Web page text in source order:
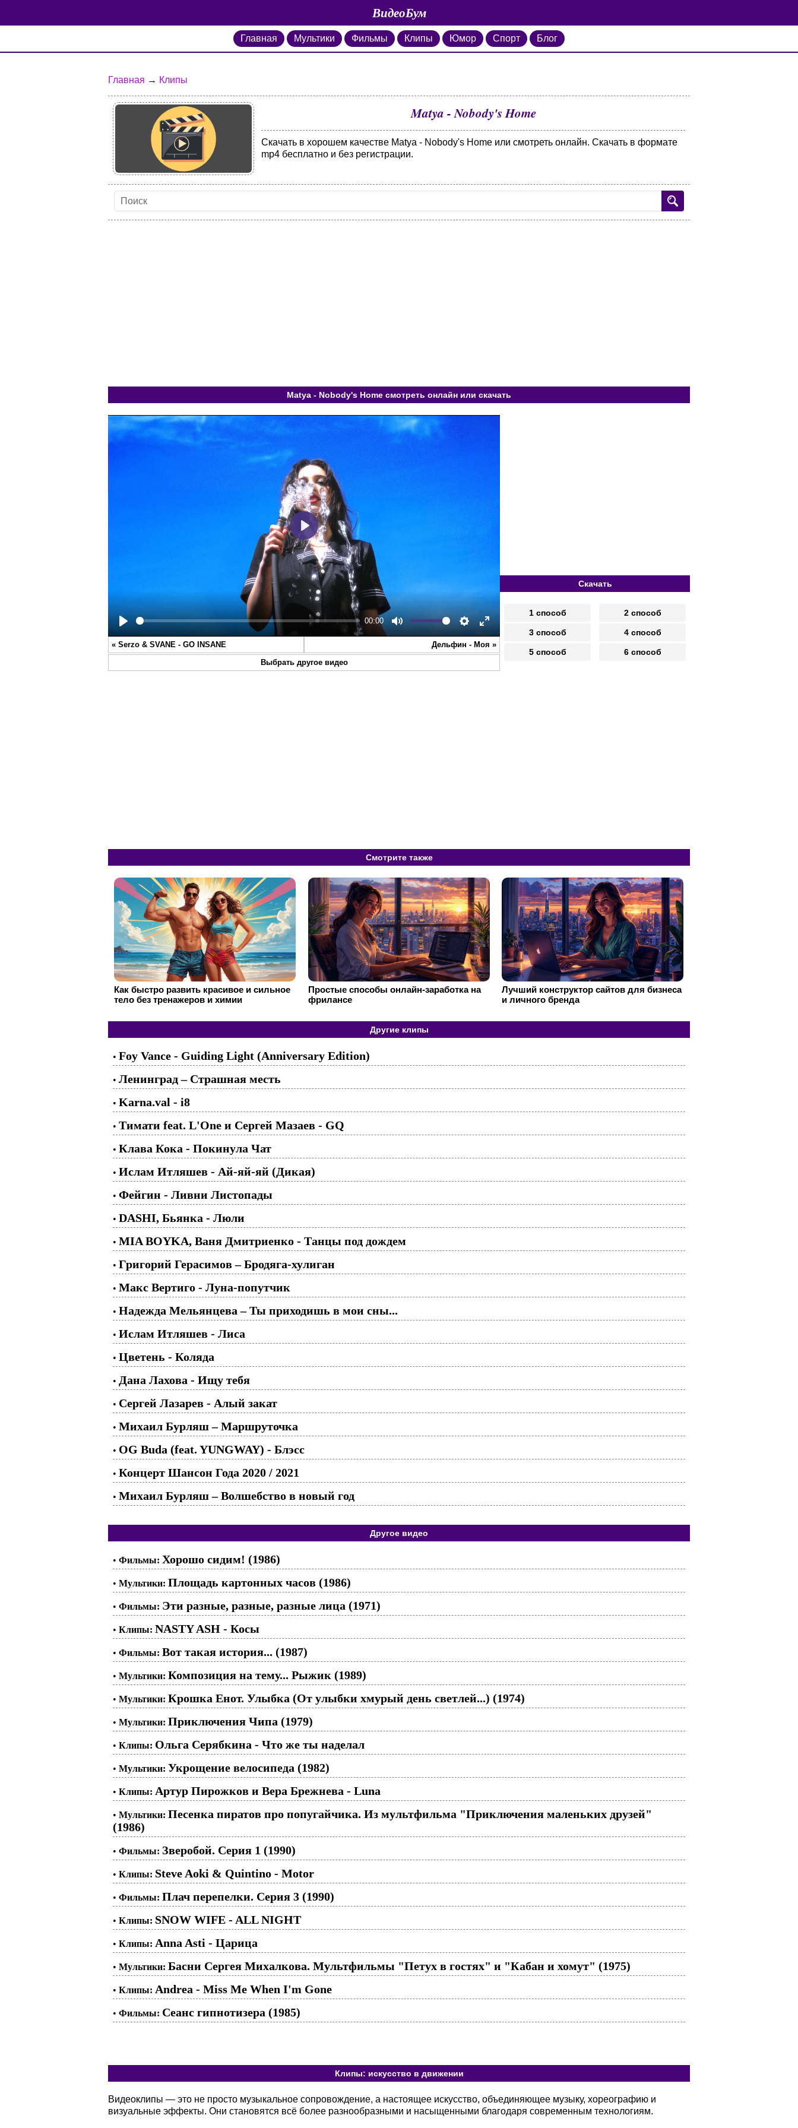
ВидеоБум
Главная Мультики Фильмы Клипы Юмор Спорт Блог
Главная → Клипы
Matya - Nobody's Home
Скачать в хорошем качестве Matya - Nobody's Home или смотреть онлайн. Скачать в формате
mp4 бесплатно и без регистрации.
Matya - Nobody's Home смотреть онлайн или скачать
Play
00:00
Mute Settings
Enter
fullscreen
Play
« Serzo & SVANE - GO INSANE Дельфин - Моя »
Выбрать другое видео
Скачать
1 способ 2 способ
3 способ 4 способ
5 способ 6 способ
Смотрите также
Как быстро развить красивое и сильное
тело без тренажеров и химии
Простые способы онлайн-заработка на
фрилансе
Лучший конструктор сайтов для бизнеса
и личного бренда
Другие клипы
• Foy Vance - Guiding Light (Anniversary Edition)
• Ленинград – Страшная месть
• Karna.val - i8
• Тимати feat. L'One и Сергей Мазаев - GQ
• Клава Кока - Покинула Чат
• Ислам Итляшев - Ай-яй-яй (Дикая)
• Фейгин - Ливни Листопады
• DASHI, Бьянка - Люли
• MIA BOYKA, Ваня Дмитриенко - Танцы под дождем
• Григорий Герасимов – Бродяга-хулиган
• Макс Вертиго - Луна-попутчик
• Надежда Мельянцева – Ты приходишь в мои сны...
• Ислам Итляшев - Лиса
• Цветень - Коляда
• Дана Лахова - Ищу тебя
• Сергей Лазарев - Алый закат
• Михаил Бурляш – Маршруточка
• OG Buda (feat. YUNGWAY) - Блэсс
• Концерт Шансон Года 2020 / 2021
• Михаил Бурляш – Волшебство в новый год
Другое видео
• Фильмы: Хорошо сидим! (1986)
• Мультики: Площадь картонных часов (1986)
• Фильмы: Эти разные, разные, разные лица (1971)
• Клипы: NASTY ASH - Косы
• Фильмы: Вот такая история... (1987)
• Мультики: Композиция на тему... Рыжик (1989)
• Мультики: Крошка Енот. Улыбка (От улыбки хмурый день светлей...) (1974)
• Мультики: Приключения Чипа (1979)
• Клипы: Ольга Серябкина - Что же ты наделал
• Мультики: Укрощение велосипеда (1982)
• Клипы: Артур Пирожков и Вера Брежнева - Luna
• Мультики: Песенка пиратов про попугайчика. Из мультфильма "Приключения маленьких друзей"
(1986)
• Фильмы: Зверобой. Серия 1 (1990)
• Клипы: Steve Aoki & Quintino - Motor
• Фильмы: Плач перепелки. Серия 3 (1990)
• Клипы: SNOW WIFE - ALL NIGHT
• Клипы: Anna Asti - Царица
• Мультики: Басни Сергея Михалкова. Мультфильмы "Петух в гостях" и "Кабан и хомут" (1975)
• Клипы: Andrea - Miss Me When I'm Gone
• Фильмы: Сеанс гипнотизера (1985)
Клипы: искусство в движении
Видеоклипы — это не просто музыкальное сопровождение, а настоящее искусство, объединяющее музыку, хореографию и
визуальные эффекты. Они становятся всё более разнообразными и насыщенными благодаря современным технологиям.